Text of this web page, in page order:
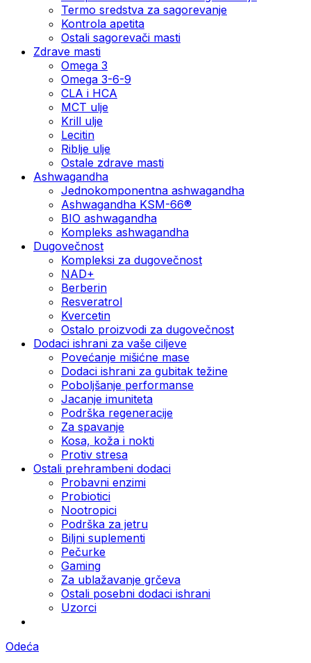
Termo sredstva za sagorevanje
Kontrola apetita
Ostali sagorevači masti
Zdrave masti
Omega 3
Omega 3-6-9
CLA i HCA
MCT ulje
Krill ulje
Lecitin
Riblje ulje
Ostale zdrave masti
Ashwagandha
Jednokomponentna ashwagandha
Ashwagandha KSM-66®
BIO ashwagandha
Kompleks ashwagandha
Dugovečnost
Kompleksi za dugovečnost
NAD+
Berberin
Resveratrol
Kvercetin
Ostalo proizvodi za dugovečnost
Dodaci ishrani za vaše ciljeve
Povećanje mišićne mase
Dodaci ishrani za gubitak težine
Poboljšanje performanse
Jacanje imuniteta
Podrška regeneracije
Za spavanje
Kosa, koža i nokti
Protiv stresa
Ostali prehrambeni dodaci
Probavni enzimi
Probiotici
Nootropici
Podrška za jetru
Biljni suplementi
Pečurke
Gaming
Za ublažavanje grčeva
Ostali posebni dodaci ishrani
Uzorci
Odeća